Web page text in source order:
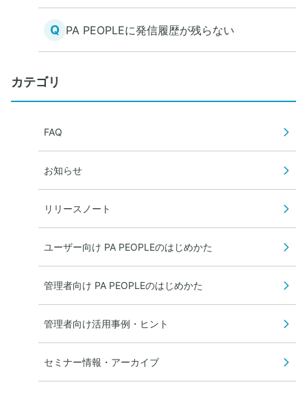
電話帳にアクセスできない
Q PA PEOPLEに発信履歴が残らない
カテゴリ
FAQ
お知らせ
リリースノート
ユーザー向け PA PEOPLEのはじめかた
管理者向け PA PEOPLEのはじめかた
管理者向け活用事例・ヒント
セミナー情報・アーカイブ